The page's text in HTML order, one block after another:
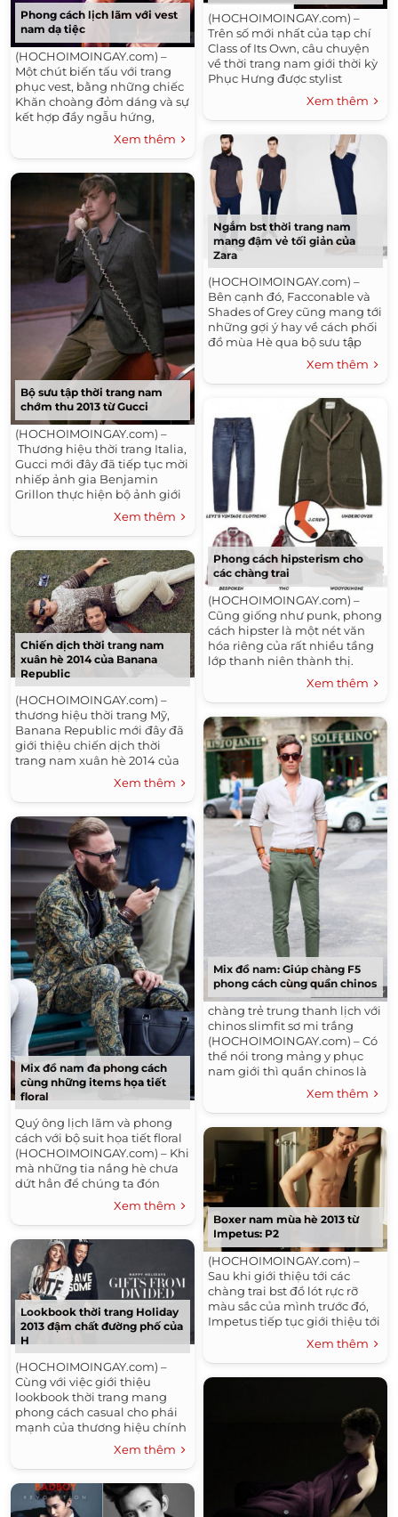
Phong cách lịch lãm với vest
nam dạ tiệc
(HOCHOIMOINGAY.com) –
Một chút biến tấu với trang
phục vest, bằng những chiếc
Khăn choàng đỏm dáng và sự
kết hợp đầy ngẫu hứng,
người mẫu Quang Hòa tự tin
Xem thêm
Bộ sưu tập thời trang nam
chớm thu 2013 từ Gucci
(HOCHOIMOINGAY.com) –
Thương hiệu thời trang Italia,
Gucci mới đây đã tiếp tục mời
nhiếp ảnh gia Benjamin
Grillon thực hiện bộ ảnh giới
thiệu bộ sưu tập chớm thu
Xem thêm
Chiến dịch thời trang nam
xuân hè 2014 của Banana
Republic
(HOCHOIMOINGAY.com) –
thương hiệu thời trang Mỹ,
Banana Republic mới đây đã
giới thiệu chiến dịch thời
trang nam xuân hè 2014 của
họ với mong muốn phản ánh
trung thực nền văn...
Xem thêm
Mix đồ nam đa phong cách
cùng những items họa tiết
floral
Quý ông lịch lãm và phong
cách với bộ suit họa tiết floral
(HOCHOIMOINGAY.com) – Khi
mà những tia nắng hè chưa
dứt hẳn để chúng ta đón
nàng thu tới, thì những trang
phục mang họa...
Xem thêm
Lookbook thời trang Holiday
2013 đậm chất đường phố của
H
(HOCHOIMOINGAY.com) –
Cùng với việc giới thiệu
lookbook thời trang mang
phong cách casual cho phái
mạnh của thương hiệu chính
H&M, thì dòng sản phẩm
H&M pided cũng giới thiệu tới
các...
Xem thêm
(HOCHOIMOINGAY.com) –
Trên số mới nhất của tạp chí
Class of Its Own, câu chuyện
về thời trang nam giới thời kỳ
Phục Hưng được stylist
Giuliano Deidda kể lại bằng
những trang phục...
Xem thêm
Ngắm bst thời trang nam
mang đậm vẻ tối giản của
Zara
(HOCHOIMOINGAY.com) –
Bên cạnh đó, Facconable và
Shades of Grey cũng mang tới
những gợi ý hay về cách phối
đồ mùa Hè qua bộ sưu tập
của mình. Cùng ngắm bst
thời trang nam mùa...
Xem thêm
Phong cách hipsterism cho
các chàng trai
(HOCHOIMOINGAY.com) –
Cũng giống như punk, phong
cách hipster là một nét văn
hóa riêng của rất nhiều tầng
lớp thanh niên thành thị.
Hipster mang âm hưởng của
sự phóng khoáng, tự...
Xem thêm
Mix đồ nam: Giúp chàng F5
phong cách cùng quần chinos
chàng trẻ trung thanh lịch với
chinos slimfit sơ mi trắng
(HOCHOIMOINGAY.com) – Có
thể nói trong mảng y phục
nam giới thì quần chinos là
một items tuyệt vời để các
Xem thêm
Boxer nam mùa hè 2013 từ
Impetus: P2
(HOCHOIMOINGAY.com) –
Sau khi giới thiệu tới các
chàng trai bst đồ lót rực rỡ
màu sắc của mình trước đó,
Impetus tiếp tục giới thiệu tới
các chàng trai bst boxer nam
Xem thêm